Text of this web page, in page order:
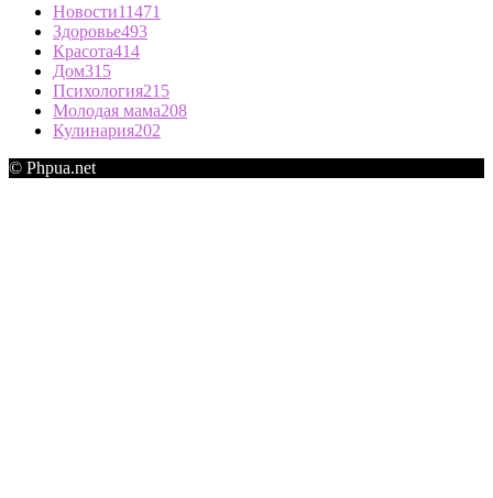
Новости11471
Здоровье493
Красота414
Дом315
Психология215
Молодая мама208
Кулинария202
© Phpua.net